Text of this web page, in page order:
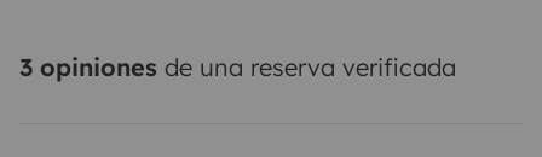
3 opiniones de una reserva verificada